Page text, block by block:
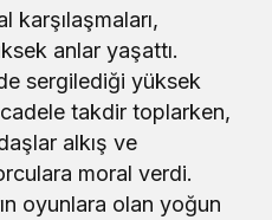
karşılaşmaları,
anlar yaşattı.
sergilediği yüksek
takdir toplarken,
alkış ve
moral verdi.
oyunlara olan yoğun